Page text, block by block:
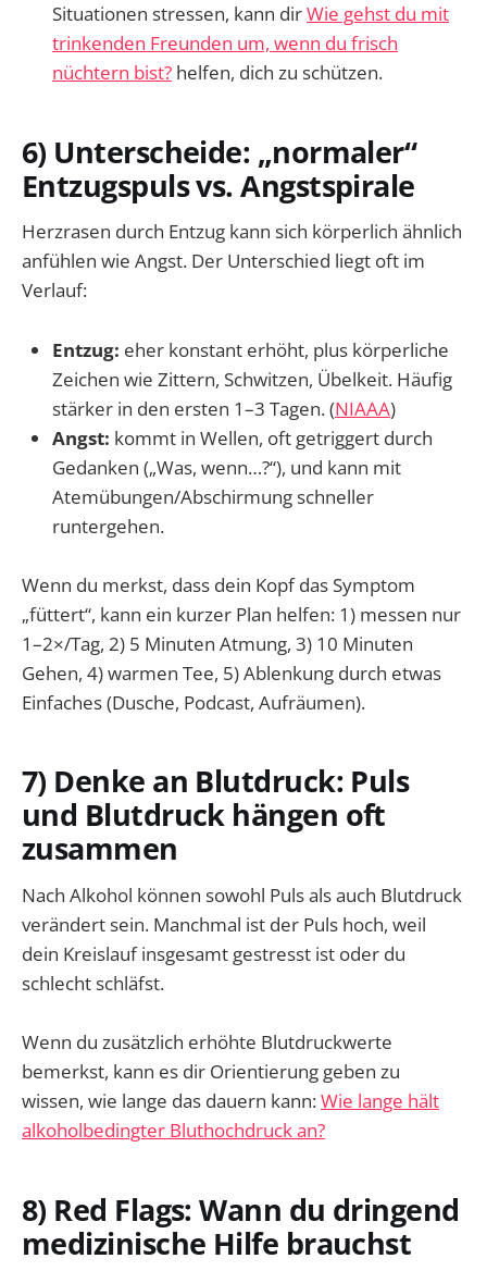
Situationen stressen, kann dirWie gehst du mit
trinkenden Freunden um, wenn du frisch
nüchtern bist? helfen, dich zu schützen.
6) Unterscheide: „normaler“
Entzugspuls vs. Angstspirale
Herzrasen durch Entzug kann sich körperlich ähnlich
anfühlen wie Angst. Der Unterschied liegt oft im
Verlauf:
Entzug: eher konstant erhöht, plus körperliche
Zeichen wie Zittern, Schwitzen, Übelkeit. Häufig
stärker in den ersten 1–3 Tagen. (NIAAA)
Angst: kommt in Wellen, oft getriggert durch
Gedanken („Was, wenn…?“), und kann mit
Atemübungen/Abschirmung schneller
runtergehen.
Wenn du merkst, dass dein Kopf das Symptom
„füttert“, kann ein kurzer Plan helfen: 1) messen nur
1–2×/Tag, 2) 5 Minuten Atmung, 3) 10 Minuten
Gehen, 4) warmen Tee, 5) Ablenkung durch etwas
Einfaches (Dusche, Podcast, Aufräumen).
7) Denke an Blutdruck: Puls
und Blutdruck hängen oft
zusammen
Nach Alkohol können sowohl Puls als auch Blutdruck
verändert sein. Manchmal ist der Puls hoch, weil
dein Kreislauf insgesamt gestresst ist oder du
schlecht schläfst.
Wenn du zusätzlich erhöhte Blutdruckwerte
bemerkst, kann es dir Orientierung geben zu
wissen, wie lange das dauern kann:Wie lange hält
alkoholbedingter Bluthochdruck an?
8) Red Flags: Wann du dringend
medizinische Hilfe brauchst